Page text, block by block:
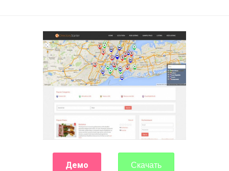
Демо Скачать